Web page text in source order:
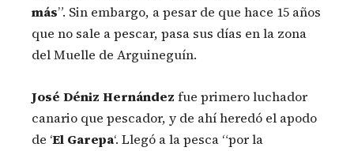
más”. Sin embargo, a pesar de que hace 15 años
que no sale a pescar, pasa sus días en la zona
del Muelle de Arguineguín.
José Déniz Hernández fue primero luchador
canario que pescador, y de ahí heredó el apodo
de ‘El Garepa‘. Llegó a la pesca “por la